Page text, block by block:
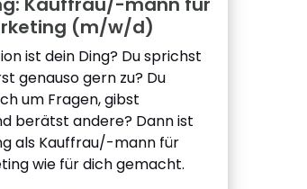
(m/w/d)
ist dein Ding? Du sprichst
genauso gern zu? Du
um Fragen, gibst
berätst andere? Dann ist
als Kauffrau/-mann für
wie für dich gemacht.